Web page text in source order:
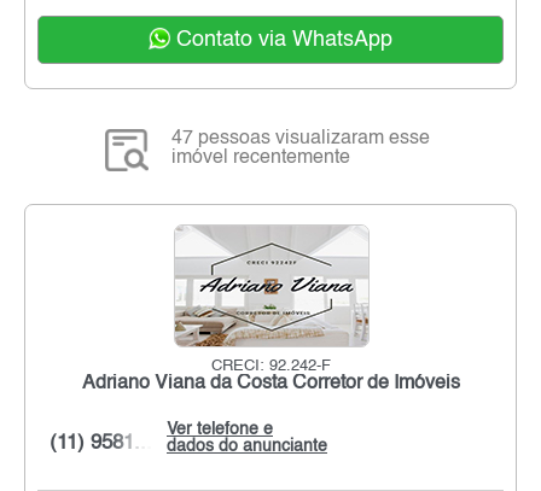
Contato via WhatsApp
47 pessoas visualizaram esse
imóvel recentemente
CRECI: 92.242-F
Adriano Viana da Costa Corretor de Imóveis
Ver telefone e
dados do anunciante
(11) 9581...